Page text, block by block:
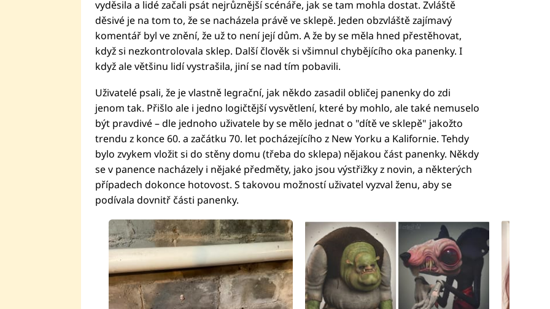
vyděsila a lidé začali psát nejrůznější scénáře, jak se tam mohla dostat. Zvláště
děsivé je na tom to, že se nacházela právě ve sklepě. Jeden obzvláště zajímavý
komentář byl ve znění, že už to není její dům. A že by se měla hned přestěhovat,
když si nezkontrolovala sklep. Další člověk si všimnul chybějícího oka panenky. I
když ale většinu lidí vystrašila, jiní se nad tím pobavili.
Uživatelé psali, že je vlastně legrační, jak někdo zasadil obličej panenky do zdi
jenom tak. Přišlo ale i jedno logičtější vysvětlení, které by mohlo, ale také nemuselo
být pravdivé – dle jednoho uživatele by se mělo jednat o "dítě ve sklepě" jakožto
trendu z konce 60. a začátku 70. let pocházejícího z New Yorku a Kalifornie. Tehdy
bylo zvykem vložit si do stěny domu (třeba do sklepa) nějakou část panenky. Někdy
se v panence nacházely i nějaké předměty, jako jsou výstřižky z novin, a některých
případech dokonce hotovost. S takovou možností uživatel vyzval ženu, aby se
podívala dovnitř části panenky.